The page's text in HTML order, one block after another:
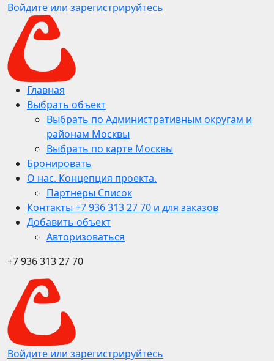
Войдите или зарегистрируйтесь
Главная
Выбрать объект
Выбрать по Административным округам и
районам Москвы
Выбрать по карте Москвы
Бронировать
О нас. Концепция проекта.
Партнеры Список
Контакты +7 936 313 27 70 и для заказов
Добавить объект
Авторизоваться
+7 936 313 27 70
Войдите или зарегистрируйтесь